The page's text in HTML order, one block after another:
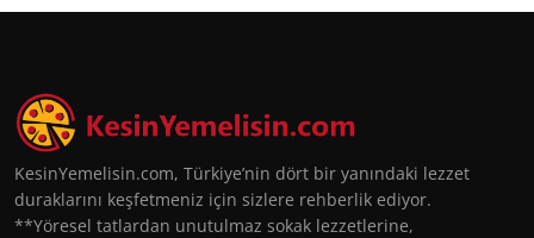
KesinYemelisin.com, Türkiye’nin dört bir yanındaki lezzet
duraklarını keşfetmeniz için sizlere rehberlik ediyor.
**Yöresel tatlardan unutulmaz sokak lezzetlerine,